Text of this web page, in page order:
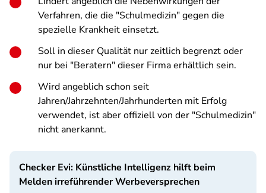
Verfahren, die die "Schulmedizin" gegen die
spezielle Krankheit einsetzt.
Soll in dieser Qualität nur zeitlich begrenzt oder
nur bei "Beratern" dieser Firma erhältlich sein.
Wird angeblich schon seit
Jahren/Jahrzehnten/Jahrhunderten mit Erfolg
verwendet, ist aber offiziell von der "Schulmedizin"
nicht anerkannt.
Checker Evi: Künstliche Intelligenz hilft beim
Melden irreführender Werbeversprechen